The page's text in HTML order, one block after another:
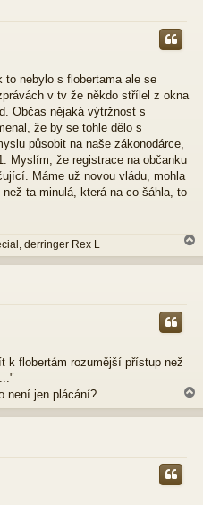
to nebylo s flobertama ale se
v tv že někdo střílel z okna
Občas nějaká výtržnost s
že by se tohle dělo s
působit na naše zákonodárce,
Myslím, že registrace na občanku
Máme už novou vládu, mohla
ta minulá, která na co šáhla, to
derringer Rex L
a
h
k flobertám rozumější přístup než
není jen plácání?
a
h